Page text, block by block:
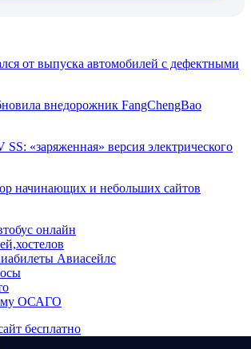
от выпуска автомобилей с дефектными
внедорожник FangChengBao
«заряженная» версия электрического
онлайн
Авиасейлс
ОСАГО